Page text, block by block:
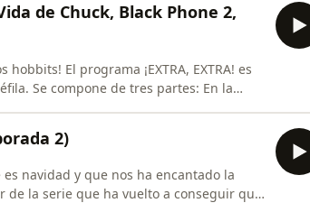
de Chuck, Black Phone 2,
EXTRA! es
compone de tres partes: En la
2)
de la serie que ha vuelto a conseguir que